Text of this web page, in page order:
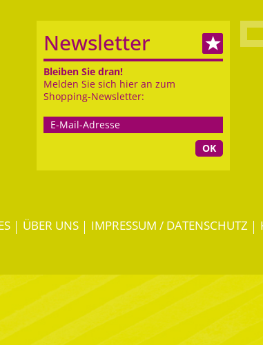
Newsletter
Bleiben Sie dran!
Melden Sie sich hier an zum
Shopping-Newsletter:
OK
ÜBER UNS IMPRESSUM / DATENSCHUTZ